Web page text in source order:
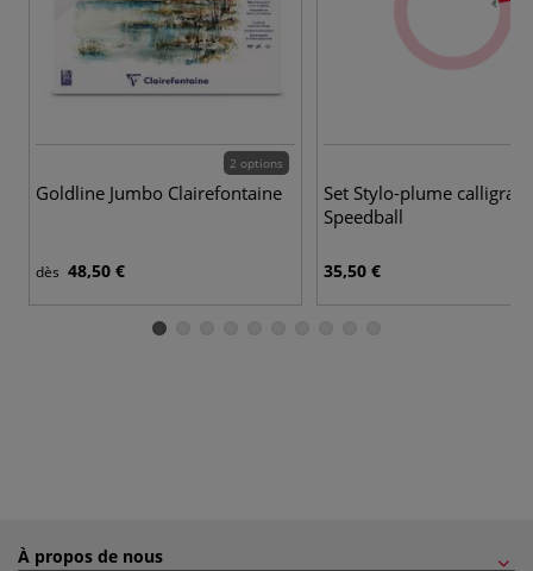
2 options
Goldline Jumbo Clairefontaine
dès 48,50 €
Set Stylo-plume
Speedball
35,50 €
À propos de nous